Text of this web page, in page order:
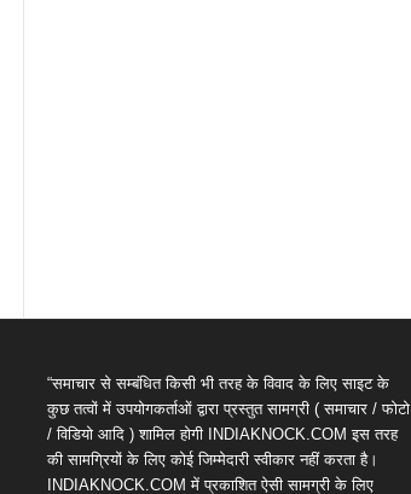
“समाचार से सम्बंधित किसी भी तरह के विवाद के लिए साइट के
कुछ तत्वों में उपयोगकर्ताओं द्वारा प्रस्तुत सामग्री ( समाचार / फोटो
/ विडियो आदि ) शामिल होगी INDIAKNOCK.COM इस तरह
की सामग्रियों के लिए कोई जिम्मेदारी स्वीकार नहीं करता है।
INDIAKNOCK.COM में प्रकाशित ऐसी सामग्री के लिए